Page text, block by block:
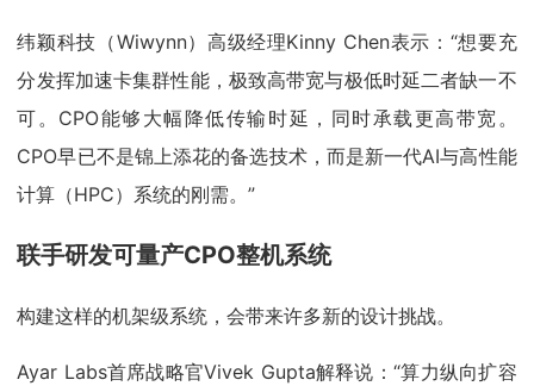
纬颖科技（Wiwynn）高级经理Kinny Chen表示：“想要充
分发挥加速卡集群性能，极致高带宽与极低时延二者缺一不
可。CPO能够大幅降低传输时延，同时承载更高带宽。
CPO早已不是锦上添花的备选技术，而是新一代AI与高性能
计算（HPC）系统的刚需。”
联手研发可量产CPO整机系统
构建这样的机架级系统，会带来许多新的设计挑战。
Ayar Labs首席战略官Vivek Gupta解释说：“算力纵向扩容